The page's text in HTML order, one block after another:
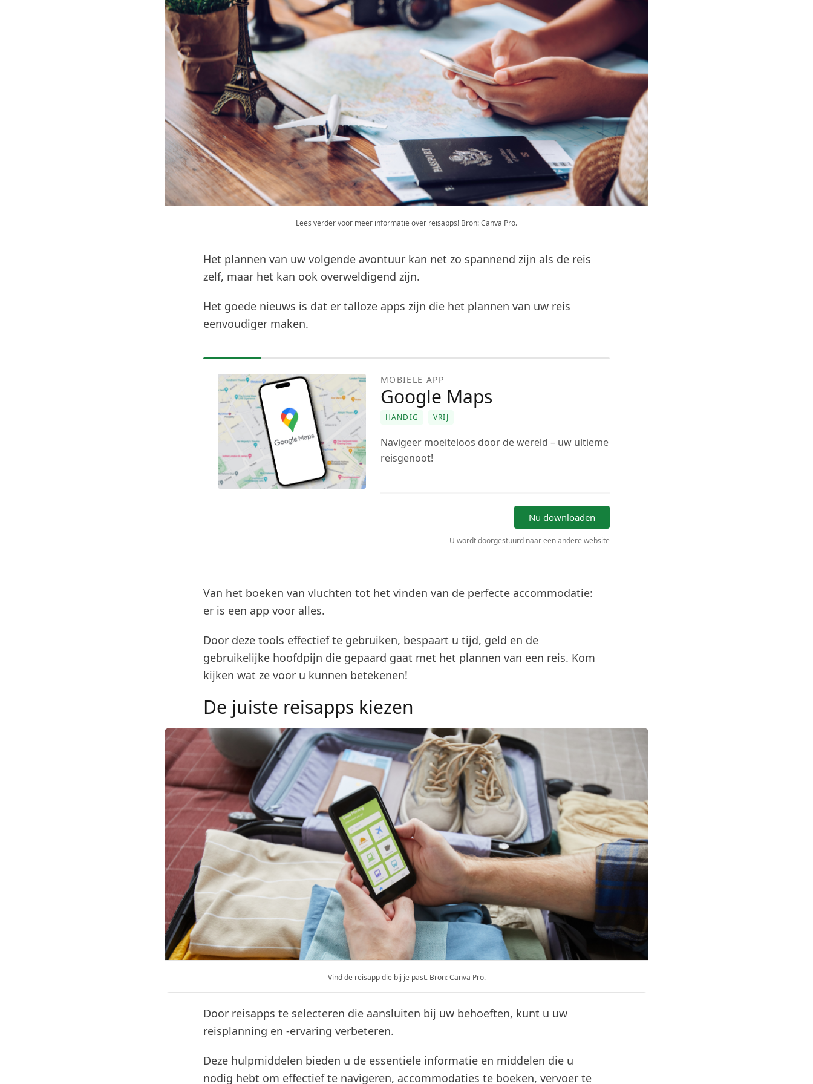
Lees verder voor meer informatie over reisapps! Bron: Canva Pro.
Het plannen van uw volgende avontuur kan net zo spannend zijn als de reis
zelf, maar het kan ook overweldigend zijn.
Het goede nieuws is dat er talloze apps zijn die het plannen van uw reis
eenvoudiger maken.
MOBIELE APP
Google Maps
HANDIG VRIJ
Navigeer moeiteloos door de wereld – uw ultieme
reisgenoot!
Nu downloaden
U wordt doorgestuurd naar een andere website
Van het boeken van vluchten tot het vinden van de perfecte accommodatie:
er is een app voor alles.
Door deze tools effectief te gebruiken, bespaart u tijd, geld en de
gebruikelijke hoofdpijn die gepaard gaat met het plannen van een reis. Kom
kijken wat ze voor u kunnen betekenen!
De juiste reisapps kiezen
Vind de reisapp die bij je past. Bron: Canva Pro.
Door reisapps te selecteren die aansluiten bij uw behoeften, kunt u uw
reisplanning en -ervaring verbeteren.
Deze hulpmiddelen bieden u de essentiële informatie en middelen die u
nodig hebt om effectief te navigeren, accommodaties te boeken, vervoer te